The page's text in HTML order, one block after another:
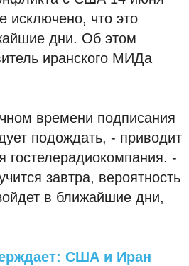
исключено, что это
дни. Об этом
иранского МИДа
времени подписания
подождать, - приводит
гостелерадиокомпания. -
завтра, вероятность
в ближайшие дни,
США и Иран